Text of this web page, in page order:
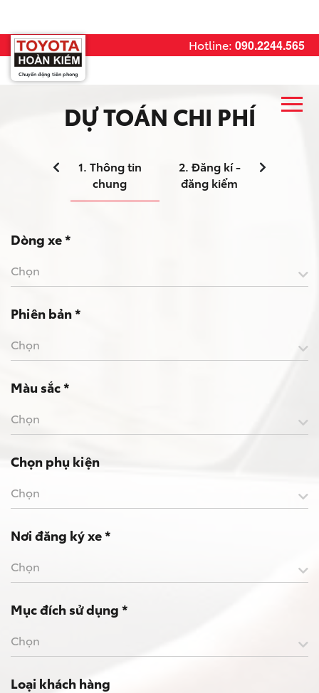
Hotline: 090.2244.565
Chuyển động tiên phong
DỰ TOÁN CHI PHÍ
1. Thông tin
chung
2. Đăng kí -
đăng kiểm
3. Bảo hiểm
Dòng xe *
Chọn
Phiên bản *
Chọn
Màu sắc *
Chọn
Chọn phụ kiện
Chọn
Nơi đăng ký xe *
Chọn
Mục đích sử dụng *
Chọn
Loại khách hàng